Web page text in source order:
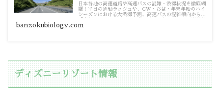
日本各地の高速道路や高速バスの混雑・渋滞状況を徹底網
羅！平日の通勤ラッシュや、GW・お盆・年末年始のハイ
シーズンにおける大渋滞予測、高速バスの混雑傾向から
動をスマートに攻略する記事一覧です。
banzokubiology.com
ディズニーリゾート情報